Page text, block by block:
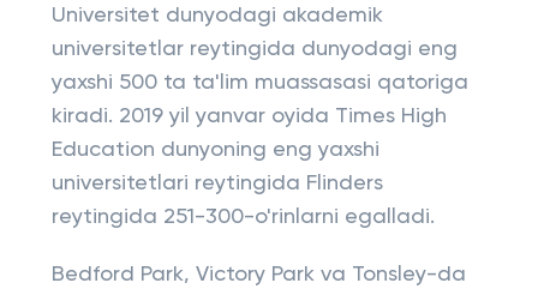
Universitet dunyodagi akademik
universitetlar reytingida dunyodagi eng
yaxshi 500 ta ta'lim muassasasi qatoriga
kiradi. 2019 yil yanvar oyida Times High
Education dunyoning eng yaxshi
universitetlari reytingida Flinders
reytingida 251-300-o'rinlarni egalladi.
Bedford Park, Victory Park va Tonsley-da